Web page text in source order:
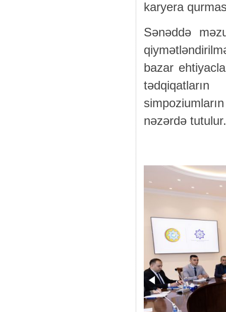
karyera
Sənəddə
bazar
nəzərdə tutulur.